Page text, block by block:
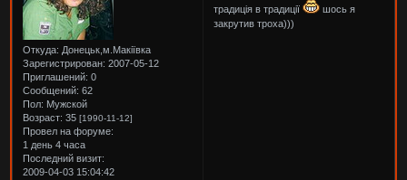
Откуда: Донецьк,м.Макіївка
Зарегистрирован: 2007-05-12
Приглашений: 0
Сообщений: 62
Пол: Мужской
Возраст: 35[1990-11-12]
Провел на форуме:
1 день 4 часа
Последний визит:
2009-04-03 15:04:42
традиція в традиції
шось я
закрутив троха)))